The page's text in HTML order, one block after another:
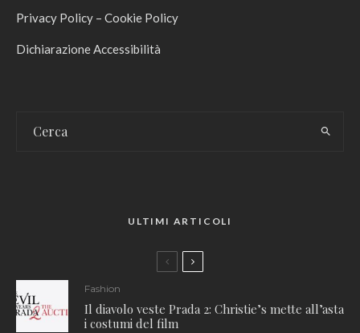
Privacy Policy – Cookie Policy
Dichiarazione Accessibilità
ULTIMI ARTICOLI
Fashion
Il diavolo veste Prada 2: Christie’s mette all’asta
i costumi del film